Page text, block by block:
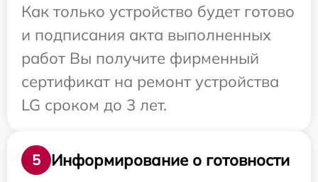
Как только устройство будет готово
и подписания акта выполненных
работ Вы получите фирменный
сертификат на ремонт устройства
LG сроком до 3 лет.
5
Информирование о готовности